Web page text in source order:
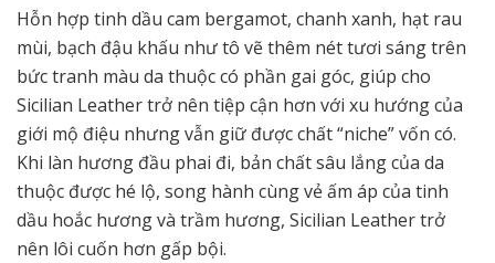
Hỗn hợp tinh dầu cam bergamot, chanh xanh, hạt rau
mùi, bạch đậu khấu như tô vẽ thêm nét tươi sáng trên
bức tranh màu da thuộc có phần gai góc, giúp cho
Sicilian Leather trở nên tiệp cận hơn với xu hướng của
giới mộ điệu nhưng vẫn giữ được chất “niche” vốn có.
Khi làn hương đầu phai đi, bản chất sâu lắng của da
thuộc được hé lộ, song hành cùng vẻ ấm áp của tinh
dầu hoắc hương và trầm hương, Sicilian Leather trở
nên lôi cuốn hơn gấp bội.